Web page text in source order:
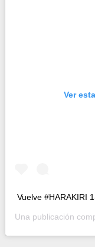
Ver
Vuelve #HARAKIRI
Una publicación